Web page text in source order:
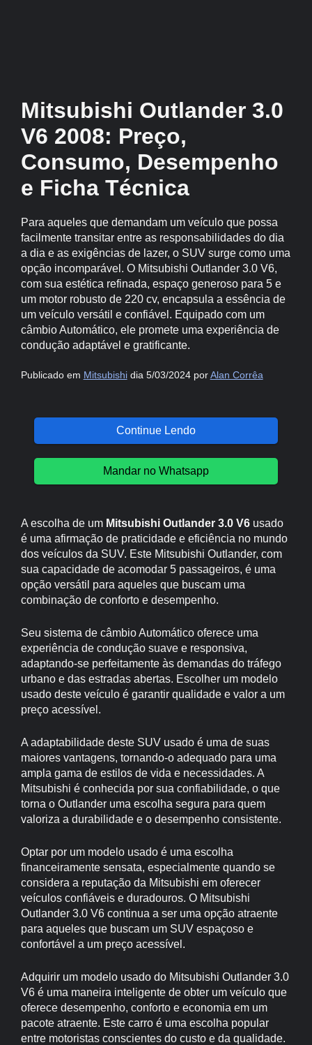
Mitsubishi Outlander 3.0
V6 2008: Preço,
Consumo, Desempenho
e Ficha Técnica
Para aqueles que demandam um veículo que possa
facilmente transitar entre as responsabilidades do dia
a dia e as exigências de lazer, o SUV surge como uma
opção incomparável. O Mitsubishi Outlander 3.0 V6,
com sua estética refinada, espaço generoso para 5 e
um motor robusto de 220 cv, encapsula a essência de
um veículo versátil e confiável. Equipado com um
câmbio Automático, ele promete uma experiência de
condução adaptável e gratificante.
Publicado em Mitsubishidia 5/03/2024 porAlan Corrêa
Continue Lendo
Mandar no Whatsapp
A escolha de um Mitsubishi Outlander 3.0 V6usado
é uma afirmação de praticidade e eficiência no mundo
dos veículos da SUV. Este Mitsubishi Outlander, com
sua capacidade de acomodar 5 passageiros, é uma
opção versátil para aqueles que buscam uma
combinação de conforto e desempenho.
Seu sistema de câmbio Automático oferece uma
experiência de condução suave e responsiva,
adaptando-se perfeitamente às demandas do tráfego
urbano e das estradas abertas. Escolher um modelo
usado deste veículo é garantir qualidade e valor a um
preço acessível.
A adaptabilidade deste SUV usado é uma de suas
maiores vantagens, tornando-o adequado para uma
ampla gama de estilos de vida e necessidades. A
Mitsubishi é conhecida por sua confiabilidade, o que
torna o Outlander uma escolha segura para quem
valoriza a durabilidade e o desempenho consistente.
Optar por um modelo usado é uma escolha
financeiramente sensata, especialmente quando se
considera a reputação da Mitsubishi em oferecer
veículos confiáveis e duradouros. O Mitsubishi
Outlander 3.0 V6 continua a ser uma opção atraente
para aqueles que buscam um SUV espaçoso e
confortável a um preço acessível.
Adquirir um modelo usado do Mitsubishi Outlander 3.0
V6 é uma maneira inteligente de obter um veículo que
oferece desempenho, conforto e economia em um
pacote atraente. Este carro é uma escolha popular
entre motoristas conscientes do custo e da qualidade.